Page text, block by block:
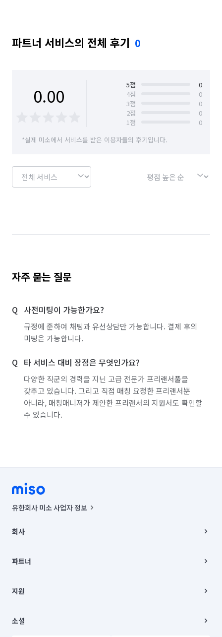
파트너 서비스의 전체 후기 0
0.00 5점
0
4점
0
3점
0
2점
0
1점
0
*실제 미소에서 서비스를 받은 이용자들의 후기입니다.
자주 묻는 질문
사전미팅이 가능한가요?
규정에 준하여 채팅과 유선상담만 가능합니다. 결제 후의
미팅은 가능합니다.
타 서비스 대비 장점은 무엇인가요?
다양한 직군의 경력을 지닌 고급 전문가 프리랜서풀을
갖추고 있습니다. 그리고 직접 매칭 요청한 프리랜서뿐
아니라, 매칭매니저가 제안한 프리랜서의 지원서도 확인할
수 있습니다.
유한회사 미소 사업자 정보
00019 |
주소 | 본사: 서울특별시 종로구 율곡로 6(중학동, 트윈트리빌딩) B동 5층
컨택센터 : 서울특별시 종로구 수송동 율곡로 24, 7층, 8층 미소
상품, 상품정보, 거래에 관한 의무와 책임은 거래당사자에게 있습니다.
언론 보도 관련 문의:
© 유한회사 미소. Miso, Inc. All Rights Reserved.
회사
채용
파트너
이사
지원
이용약관
소셜